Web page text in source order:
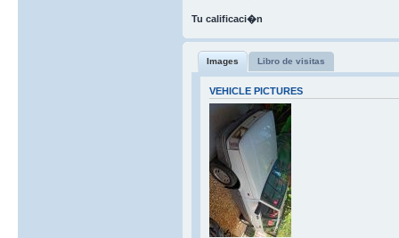
Tu calificaci�n
Images Libro de visitas
VEHICLE PICTURES